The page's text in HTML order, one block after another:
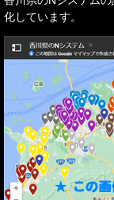
化しています。